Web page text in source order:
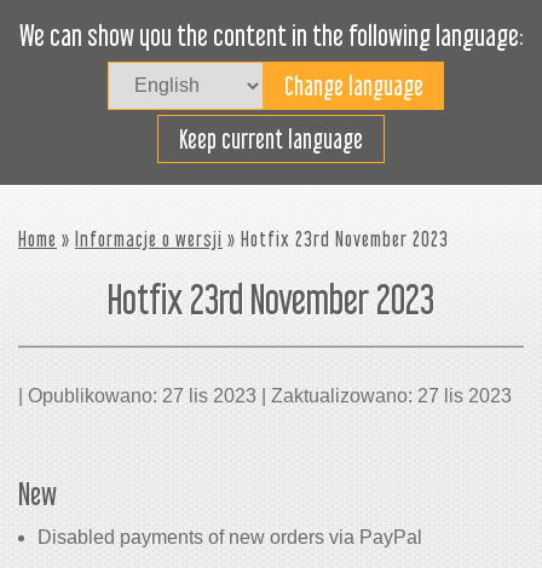
We can show you the content in the following language:
Keep current language
Załaduj sprawnie
Home » Informacje o wersji » Hotfix 23rd November 2023
Hotfix 23rd November 2023
| Opublikowano: 27 lis 2023 | Zaktualizowano: 27 lis 2023
New
Disabled payments of new orders via PayPal